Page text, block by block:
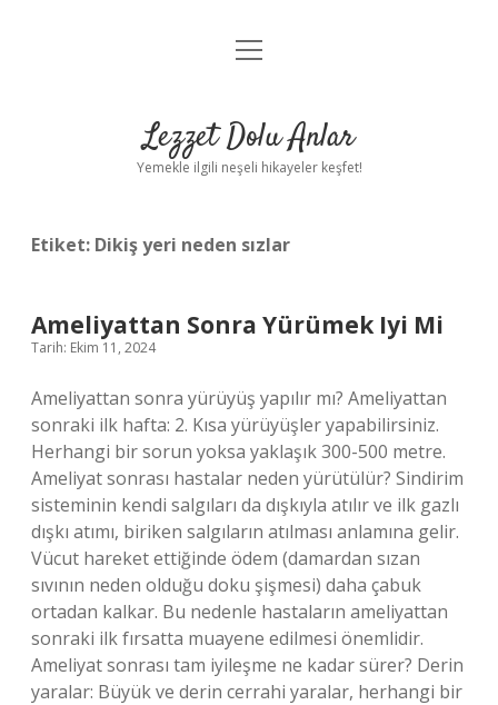
Anasayfa
Yasal Uyarı
menüyü
Lezzet Dolu Anlar
Yemekle ilgili neşeli hikayeler keşfet!
Etiket: Dikiş yeri neden sızlar
Ameliyattan Sonra Yürümek Iyi Mi
Tarih: Ekim 11, 2024
Ameliyattan sonra yürüyüş yapılır mı? Ameliyattan
sonraki ilk hafta: 2. Kısa yürüyüşler yapabilirsiniz.
Herhangi bir sorun yoksa yaklaşık 300-500 metre.
Ameliyat sonrası hastalar neden yürütülür? Sindirim
sisteminin kendi salgıları da dışkıyla atılır ve ilk gazlı
dışkı atımı, biriken salgıların atılması anlamına gelir.
Vücut hareket ettiğinde ödem (damardan sızan
sıvının neden olduğu doku şişmesi) daha çabuk
ortadan kalkar. Bu nedenle hastaların ameliyattan
sonraki ilk fırsatta muayene edilmesi önemlidir.
Ameliyat sonrası tam iyileşme ne kadar sürer? Derin
yaralar: Büyük ve derin cerrahi yaralar, herhangi bir